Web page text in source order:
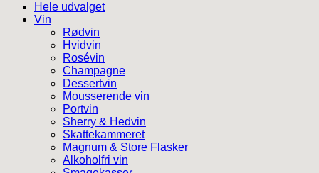
Hele udvalget
Vin
Rødvin
Hvidvin
Rosévin
Champagne
Dessertvin
Mousserende vin
Portvin
Sherry & Hedvin
Skattekammeret
Magnum & Store Flasker
Alkoholfri vin